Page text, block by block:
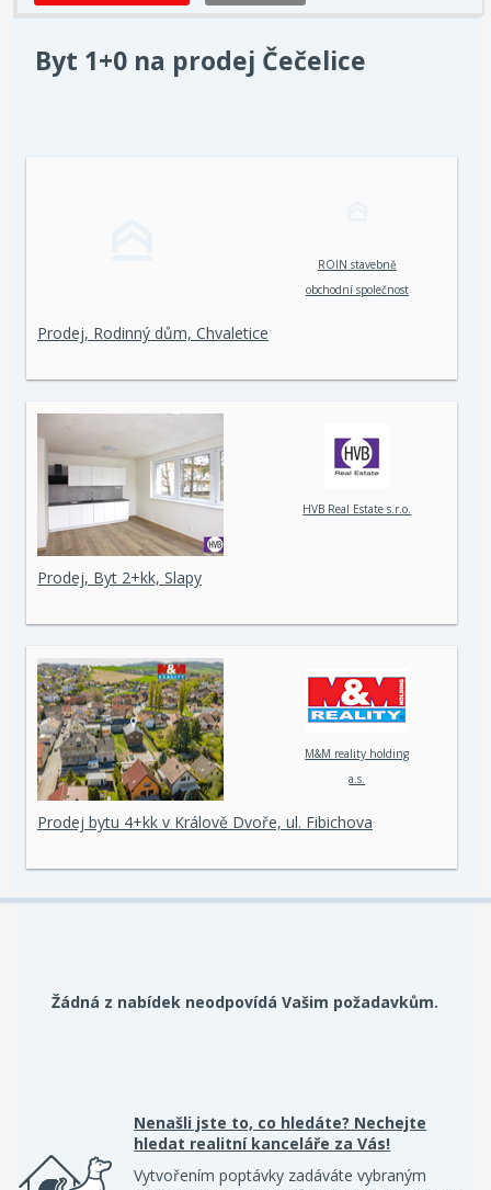
Byt 1+0 na prodej Čečelice
ROIN stavebně
obchodní společnost
Prodej, Rodinný dům, Chvaletice
HVB Real Estate s.r.o.
Prodej, Byt 2+kk, Slapy
M&M reality holding
a.s.
Prodej bytu 4+kk v Králově Dvoře, ul. Fibichova
Žádná z nabídek neodpovídá Vašim požadavkům.
Nenašli jste to, co hledáte? Nechejte
hledat realitní kanceláře za Vás!
Vytvořením poptávky zadáváte vybraným